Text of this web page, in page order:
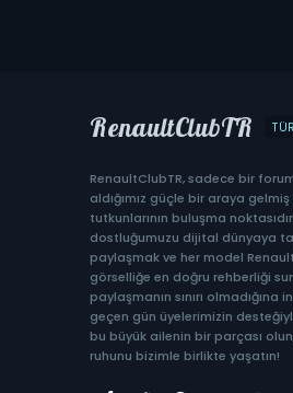
RenaultClubTR
RenaultClubTR, sadece bir
aldığımız güçle bir araya
tutkunlarının buluşma
dostluğumuzu dijital dünyaya
paylaşmak ve her model
görselliğe en doğru rehberliği
paylaşmanın sınırı
geçen gün üyelerimizin
bu büyük ailenin bir parçası
ruhunu bizimle birlikte yaşatın!